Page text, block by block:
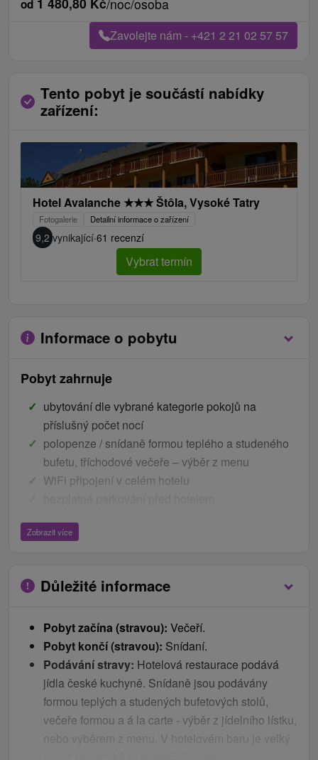
od /noc/osoba
Zavolejte nám - +421 2 21 02 57 57
Tento pobyt je součástí nabídky
zařízení:
Hotel Avalanche ★★★Štôla, Vysoké Tatry
Fotogalerie Detailní informace o zařízení
9,2 vynikající·61 recenzí
Vybrat termín
Informace o pobytu
Pobyt zahrnuje
ubytování dle vybrané kategorie pokojů na
příslušný počet nocí
polopenze / snídaně formou teplého a studeného
bufetu, tříchodové večeře – výběr z menu
WiFi připojení v celém hotelu
pobyt nezahrnuje
Ceník - Bonusy
předem objednaný čas 75 min. (finská sauna,
infra sauna, vířivka, hydromasážní box)
neomezený vstup do venkovního bazénu
20% sleva na všechny vstupydoAquacityPoprad
Zobrazit více
Důležité informace
Pobyt začína (stravou): Večeří.
Pobyt končí (stravou): Snídaní.
Podávání stravy: Hotelová restaurace podává
jídla české kuchyně. Snídaně jsou podávány
formou teplých a studených bufetových stolů,
večeře formou a á la carte - výběr z jídelního lístku,
nebo výběrem z menu. V hotelovém baru je velký